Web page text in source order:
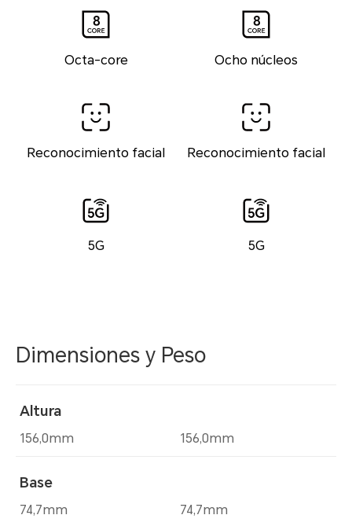
Octa-core
Reconocimiento facial
5G
Ocho núcleos
Reconocimiento facial
5G
Dimensiones y Peso
Altura
156,0mm
Base
74,7mm
156,0mm
74,7mm